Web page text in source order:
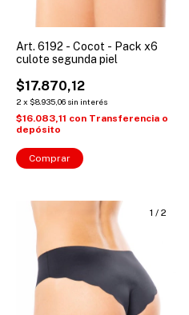
Art. 6192 - Cocot - Pack x6
culote segunda piel
$17.870,12
2 x $8.935,06 sin interés
$16.083,11 con Transferencia o
depósito
Comprar
1 / 2